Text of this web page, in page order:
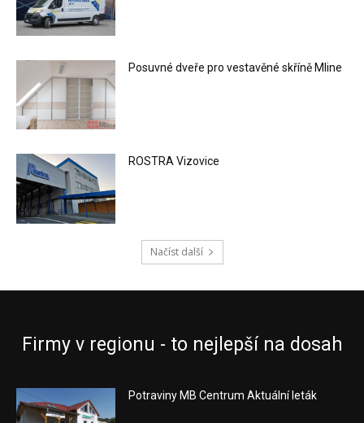
Posuvné dveře pro vestavěné skříně Mline
ROSTRA Vizovice
Načíst další
Firmy v regionu - to nejlepší na dosah
Potraviny MB Centrum Aktuální leták